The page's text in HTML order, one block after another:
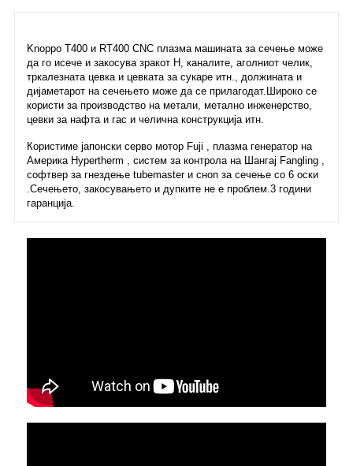
Knoppo T400 и RT400 CNC плазма машината за сечење може
да го исече и закосува зракот H, каналите, аголниот челик,
тркалезната цевка и цевката за сукаре итн., должината и
дијаметарот на сечењето може да се прилагодат.Широко се
користи за производство на метали, метално инженерство,
цевки за нафта и гас и челична конструкција итн.
Користиме јапонски серво мотор Fuji , плазма генератор на
Америка Hypertherm , систем за контрола на Шангај Fangling ,
софтвер за гнездење tubemaster и сноп за сечење со 6 оски
.Сечењето, закосувањето и дупките не е проблем.3 години
гаранција.